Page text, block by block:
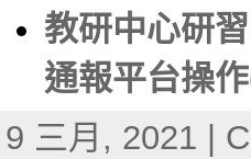
教研中心研
通報平台操
9 三月, 2021 |